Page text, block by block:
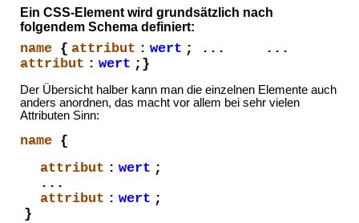
Ein CSS-Element wird grundsätzlich nach
folgendem Schema definiert:
name { attribut : wert ; ... ...
attribut : wert ;}
Der Übersicht halber kann man die einzelnen Elemente auch
anders anordnen, das macht vor allem bei sehr vielen
Attributen Sinn:
name {
attribut : wert ;
...
attribut : wert ;
}